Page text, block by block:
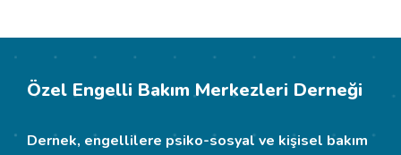
Özel Engelli Bakım Merkezleri Derneği
Dernek, engellilere psiko-sosyal ve kişisel bakım